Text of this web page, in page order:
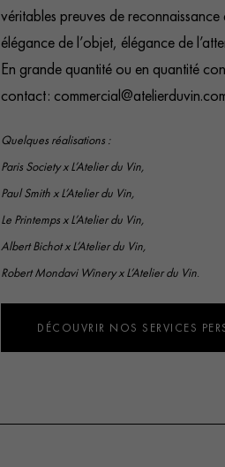
véritables preuves de reconnaissance
élégance de l’objet, élégance de
En grande quantité ou en quantité
contact :
Quelques réalisations :
Paris Society x L’Atelier du Vin
Paul Smith x L’Atelier du Vin
Le Printemps x L’Atelier du Vin
Albert Bichot x L’Atelier du Vin
Robert Mondavi Winery x L’Atelier du Vin
DÉCOUVRIR NOS SERVICES